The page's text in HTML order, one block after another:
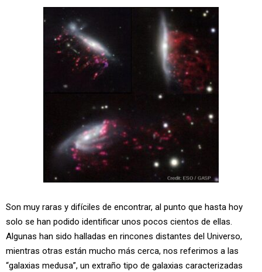
Son muy raras y difíciles de encontrar, al punto que hasta hoy
solo se han podido identificar unos pocos cientos de ellas.
Algunas han sido halladas en rincones distantes del Universo,
mientras otras están mucho más cerca, nos referimos a las
“galaxias medusa”, un extraño tipo de galaxias caracterizadas